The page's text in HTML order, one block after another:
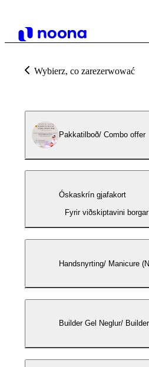
Wybierz, co zarezerwować
Pakkatilboð/ Combo offer
Óskaskrín gjafakort
Fyrir viðskiptavini
Handsnyrting/ Manicure
Builder Gel Neglur/